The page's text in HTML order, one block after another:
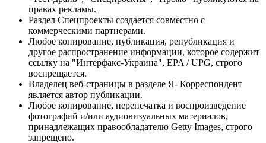
правах рекламы.
Раздел Спецпроекты создается совместно с
коммерческими партнерами.
Любое копирование, публикация, републикация и
другое распространение информации, которое содержит
ссылку на "Интерфакс-Украина", EPA / UPG, строго
воспрещается.
Владелец веб-страницы в разделе Я- Корреспондент
является автор публикации.
Любое копирование, перепечатка и воспроизведение
фотографий и/или аудиовизуальных материалов,
принадлежащих правообладателю Getty Images, строго
запрещено.